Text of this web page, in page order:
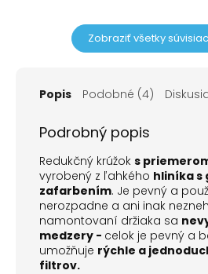
Zobraziť všetky
Popis Podobné (4)
Podrobný popis
Redukčný krúžok s
vyrobený z ľahkého hliníka s
zafarbením. Je pevný a
nerozpadne a ani inak
namontovaní držiaka sa
medzery - celok je pevný a
umožňuje rýchle a
filtrov.